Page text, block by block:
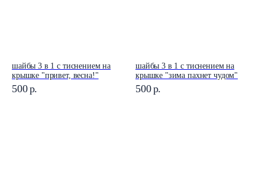
шайбы 3 в 1 с тиснением на
крышке "привет, весна!"
500р.
шайбы 3 в 1 с тиснением на
крышке "зима пахнет чудом"
500р.